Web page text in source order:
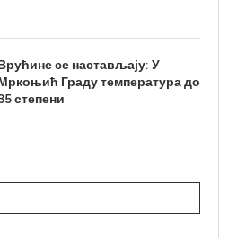
се настављају: У
Граду температура до
степени